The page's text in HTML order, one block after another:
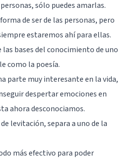
sólo puedes amarlas.
de ser de las personas, pero
estaremos ahí para ellas.
las bases del conocimiento de uno
como la poesía.
parte muy interesante en la vida,
despertar emociones en
ahora desconociamos.
levitación, separa a uno de la
más efectivo para poder